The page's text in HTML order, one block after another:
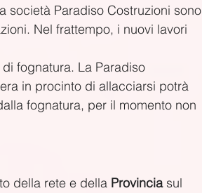
società Paradiso Costruzioni sono
Nel frattempo, i nuovi lavori
fognatura. La Paradiso
in procinto di allacciarsi potrà
fognatura, per il momento non
della rete e della Provincia sul